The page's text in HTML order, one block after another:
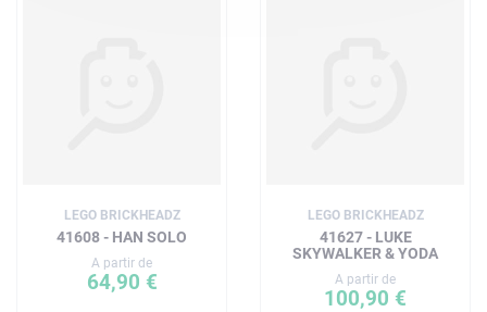
LEGO BRICKHEADZ
41608 - HAN SOLO
A partir de
64,90 €
LEGO BRICKHEADZ
41627 - LUKE
SKYWALKER & YODA
A partir de
100,90 €